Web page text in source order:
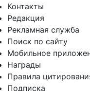
Контакты
Редакция
Рекламная служба
Поиск по сайту
Мобильное
Награды
Правила
Подписка